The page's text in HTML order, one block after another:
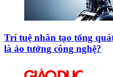
Trí tuệ nhân tạo tổng
là ảo tưởng công nghệ?